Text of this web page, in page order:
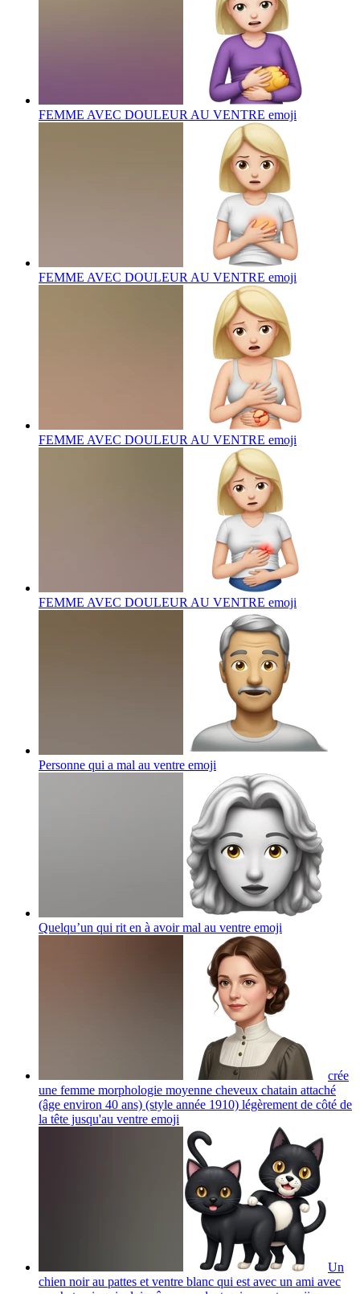
FEMME AVEC DOULEUR AU VENTRE emoji
FEMME AVEC DOULEUR AU VENTRE emoji
FEMME AVEC DOULEUR AU VENTRE emoji
FEMME AVEC DOULEUR AU VENTRE emoji
Personne qui a mal au ventre emoji
Quelqu’un qui rit en à avoir mal au ventre emoji
crée
une femme morphologie moyenne cheveux chatain attaché
(âge environ 40 ans) (style année 1910) légèrement de côté de
la tête jusqu'au ventre emoji
Un
chien noir au pattes et ventre blanc qui est avec un ami avec